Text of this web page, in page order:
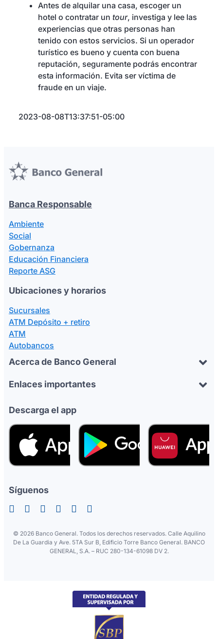
Antes de alquilar una casa, escoger un
hotel o contratar un tour, investiga y lee las
experiencias que otras personas han
tenido con estos servicios. Si un operador
turístico es bueno y cuenta con buena
reputación, seguramente podrás encontrar
esta información. Evita ser víctima de
fraude en un viaje.
2023-08-08T13:37:51-05:00
Banca Responsable
Ambiente
Social
Gobernanza
Educación Financiera
Reporte ASG
Ubicaciones y horarios
Sucursales
ATM Depósito + retiro
ATM
Autobancos
Acerca de Banco General
Enlaces importantes
Descarga el app
Síguenos
© 2026 Banco General. Todos los derechos reservados. Calle Aquilino
De La Guardia y Ave. 5TA Sur B, Edificio Torre Banco General. BANCO
GENERAL, S.A. – RUC 280-134-61098 DV 2.